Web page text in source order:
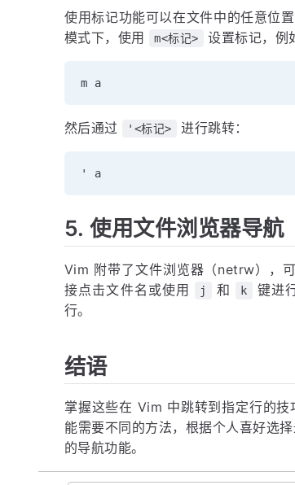
使用标记功能可以在文件中的任意位
模式下，使用
m<标记> 设置标记，例
然后通过 '<标记> 进行跳转：
5. 使用文件浏览器导航
Vim 附带了文件浏览器（netrw），
接点击文件名或使用
j 和 k 键进
行。
结语
掌握这些在 Vim 中跳转到指定行的
能需要不同的方法，根据个人喜好选
的导航功能。